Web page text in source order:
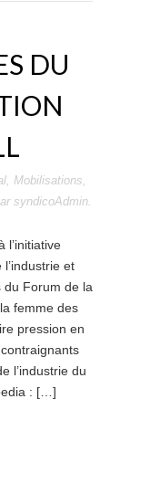
DU
, Mobilisations,
syndicoAdmin.
l’initiative
et
du Forum de la
femme des
pression en
l’industrie du
: […]